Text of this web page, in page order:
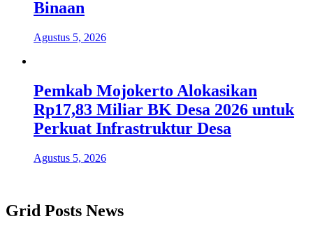
Binaan
Agustus 5, 2026
Pemkab Mojokerto Alokasikan
Rp17,83 Miliar BK Desa 2026 untuk
Perkuat Infrastruktur Desa
Agustus 5, 2026
Grid Posts News